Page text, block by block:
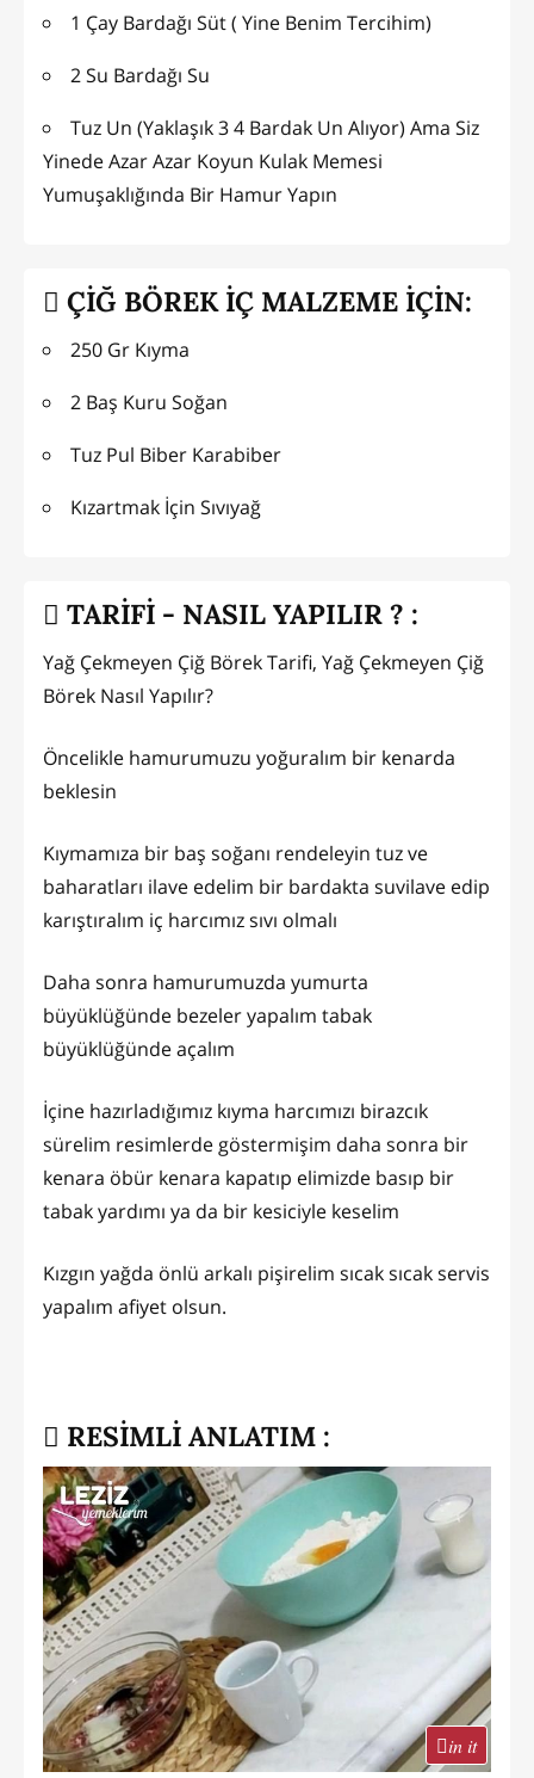
1 Çay Bardağı Süt ( Yine Benim Tercihim)
2 Su Bardağı Su
Tuz Un (Yaklaşık 3 4 Bardak Un Alıyor) Ama Siz
Yinede Azar Azar Koyun Kulak Memesi
Yumuşaklığında Bir Hamur Yapın
ÇİĞ BÖREK İÇ MALZEME İÇİN:
250 Gr Kıyma
2 Baş Kuru Soğan
Tuz Pul Biber Karabiber
Kızartmak İçin Sıvıyağ
TARİFİ - NASIL YAPILIR ? :
Yağ Çekmeyen Çiğ Börek Tarifi, Yağ Çekmeyen Çiğ
Börek Nasıl Yapılır?
Öncelikle hamurumuzu yoğuralım bir kenarda
beklesin
Kıymamıza bir baş soğanı rendeleyin tuz ve
baharatları ilave edelim bir bardakta suvilave edip
karıştıralım iç harcımız sıvı olmalı
Daha sonra hamurumuzda yumurta
büyüklüğünde bezeler yapalım tabak
büyüklüğünde açalım
İçine hazırladığımız kıyma harcımızı birazcık
sürelim resimlerde göstermişim daha sonra bir
kenara öbür kenara kapatıp elimizde basıp bir
tabak yardımı ya da bir kesiciyle keselim
Kızgın yağda önlü arkalı pişirelim sıcak sıcak servis
yapalım afiyet olsun.
RESİMLİ ANLATIM :
in it